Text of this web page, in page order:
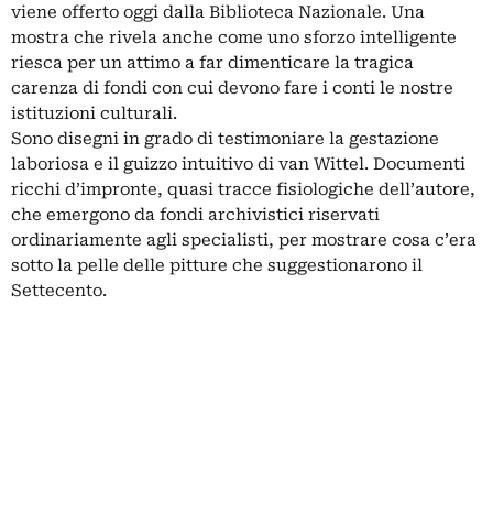
viene offerto oggi dalla Biblioteca Nazionale. Una
mostra che rivela anche come uno sforzo intelligente
riesca per un attimo a far dimenticare la tragica
carenza di fondi con cui devono fare i conti le nostre
istituzioni culturali.
Sono disegni in grado di testimoniare la gestazione
laboriosa e il guizzo intuitivo di van Wittel. Documenti
ricchi d’impronte, quasi tracce fisiologiche dell’autore,
che emergono da fondi archivistici riservati
ordinariamente agli specialisti, per mostrare cosa c’era
sotto la pelle delle pitture che suggestionarono il
Settecento.